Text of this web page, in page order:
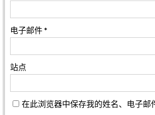
电子邮件*
站点
在此浏览器中保存我的姓名、电子邮